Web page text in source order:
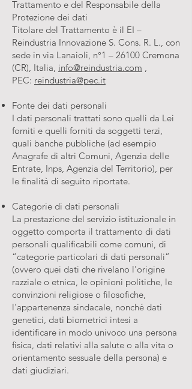
Trattamento e del Responsabile della
Protezione dei dati
Titolare del Trattamento è il EI –
Reindustria Innovazione S. Cons. R. L., con
sede in via Lanaioli, n°1 – 26100 Cremona
(CR), Italia, info@reindustria.com ,
PEC: reindustria@pec.it
Fonte dei dati personali
I dati personali trattati sono quelli da Lei
forniti e quelli forniti da soggetti terzi,
quali banche pubbliche (ad esempio
Anagrafe di altri Comuni, Agenzia delle
Entrate, Inps, Agenzia del Territorio), per
le finalità di seguito riportate.
Categorie di dati personali
La prestazione del servizio istituzionale in
oggetto comporta il trattamento di dati
personali qualificabili come comuni, di
“categorie particolari di dati personali”
(ovvero quei dati che rivelano l'origine
razziale o etnica, le opinioni politiche, le
convinzioni religiose o filosofiche,
l'appartenenza sindacale, nonché dati
genetici, dati biometrici intesi a
identificare in modo univoco una persona
fisica, dati relativi alla salute o alla vita o
orientamento sessuale della persona) e
dati giudiziari.